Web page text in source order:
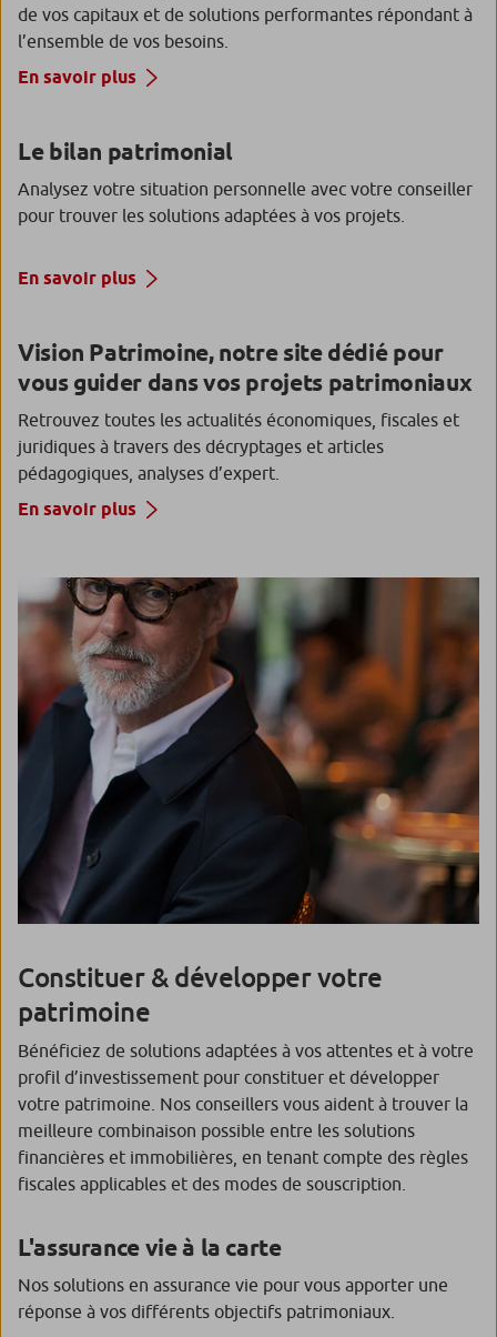
de vos capitaux et de solutions performantes répondant à
l’ensemble de vos besoins.
En savoir plus
Le bilan patrimonial
Analysez votre situation personnelle avec votre conseiller
pour trouver les solutions adaptées à vos projets.
En savoir plus
Vision Patrimoine, notre site dédié pour
vous guider dans vos projets patrimoniaux
Retrouvez toutes les actualités économiques, fiscales et
juridiques à travers des décryptages et articles
pédagogiques, analyses d’expert.
En savoir plus
Constituer & développer votre
patrimoine
Bénéficiez de solutions adaptées à vos attentes et à votre
profil d’investissement pour constituer et développer
votre patrimoine. Nos conseillers vous aident à trouver la
meilleure combinaison possible entre les solutions
financières et immobilières, en tenant compte des règles
fiscales applicables et des modes de souscription.
L'assurance vie à la carte
Nos solutions en assurance vie pour vous apporter une
réponse à vos différents objectifs patrimoniaux.